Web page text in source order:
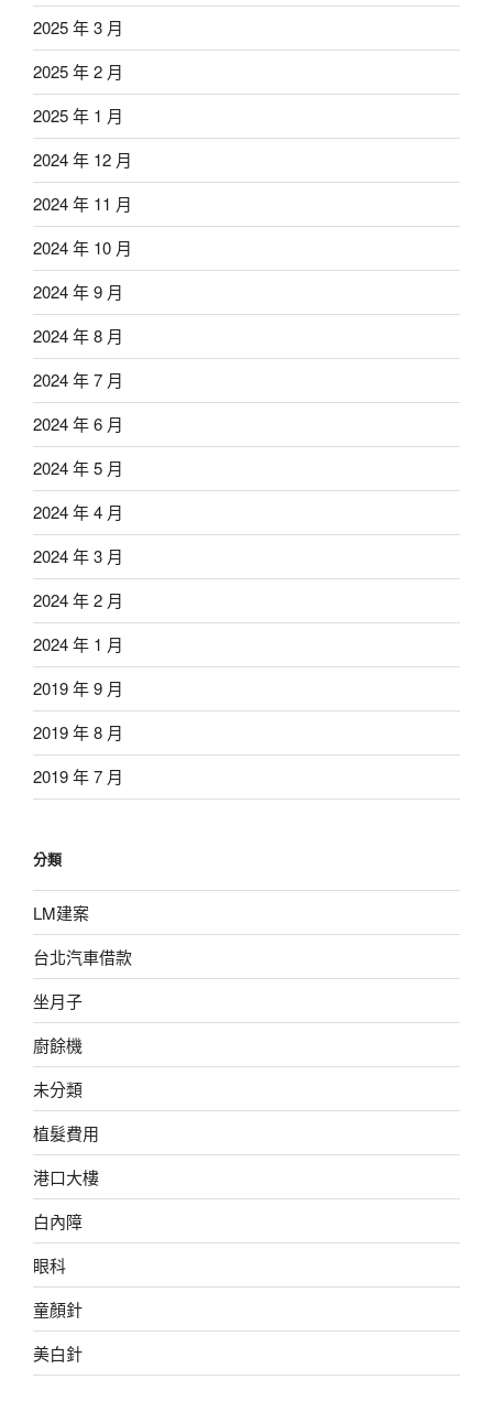
2025 年 3 月
2025 年 2 月
2025 年 1 月
2024 年 12 月
2024 年 11 月
2024 年 10 月
2024 年 9 月
2024 年 8 月
2024 年 7 月
2024 年 6 月
2024 年 5 月
2024 年 4 月
2024 年 3 月
2024 年 2 月
2024 年 1 月
2019 年 9 月
2019 年 8 月
2019 年 7 月
分類
LM建案
台北汽車借款
坐月子
廚餘機
未分類
植髮費用
港口大樓
白內障
眼科
童顏針
美白針